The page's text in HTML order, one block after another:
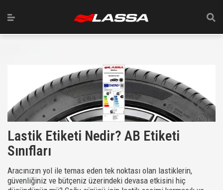
Lastik Etiketi Nedir? AB Etiketi
Sınıfları
Aracınızın yol ile temas eden tek noktası olan lastiklerin,
güvenliğiniz ve bütçeniz üzerindeki devasa etkisini hiç